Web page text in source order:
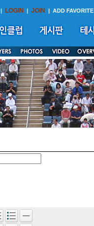
| LOGIN | JOIN | ADD FAVORITE